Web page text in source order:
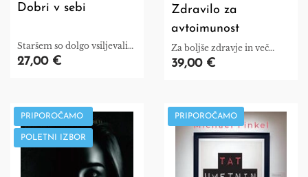
Dobri v sebi
Staršem so dolgo vsiljevali
model vzgoje, ki preprosto
ne deluje. Preglednice z
številni drugi vzgojni ukrepi
so skušali spremeniti
otrokovo vedenje, ne pa
vzgajati človeško bitje.
27,00 €
Zdravilo za
avtoimunost
Za boljše zdravje in več
energije
39,00 €
PRIPOROČAMO
POLETNI IZBOR
PRIPOROČAMO